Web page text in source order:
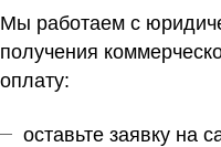
Мы работаем с
получения
оплату:
оставьте заявку на